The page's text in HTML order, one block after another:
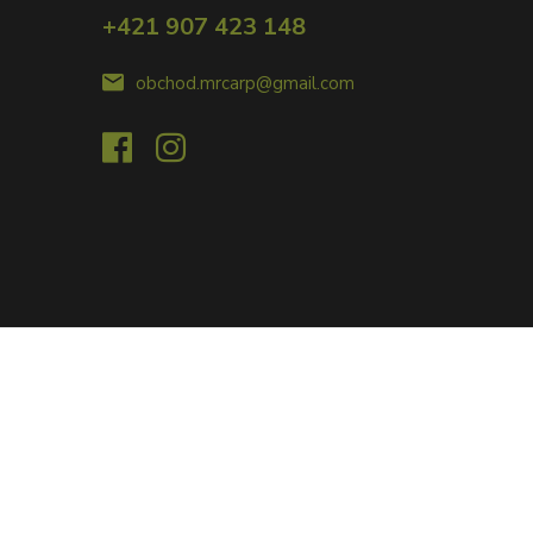
+421 907 423 148
obchod.mrcarp@gmail.com